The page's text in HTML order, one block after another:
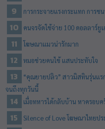
การกระจายแรงกระแทก การช
คนจรจัดใช้จ่าย 100 ดอลลาร์ยูเ
โฆษณาแมวน่ารักมาก
หมอช่วยคนไข้ แสนประทับใจ
“คุณยายปลิว” สาวมิสทินรุ่นแ
จนถึ­งทุกวันนี้
เมื่อทหารได้กลับบ้าน หาครอบค
Silence of Love โฆษณาไทยป